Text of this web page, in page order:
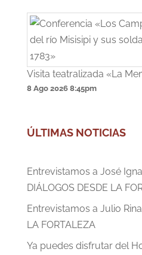
Visita teatralizada «La
8 Ago 2026 8:45pm
ÚLTIMAS NOTICIAS
Entrevistamos a José
DIÁLOGOS DESDE LA
Entrevistamos a Julio
LA FORTALEZA
Ya puedes disfrutar del